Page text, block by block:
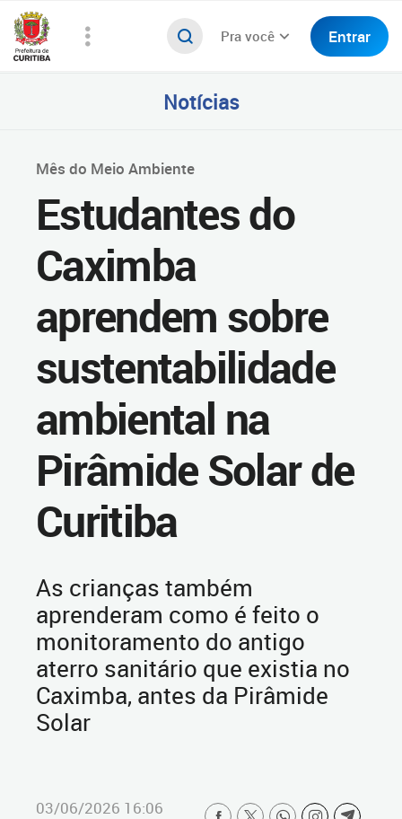
Pra você Entrar
Notícias
Mês do Meio Ambiente
Estudantes do
Caximba
aprendem sobre
sustentabilidade
ambiental na
Pirâmide Solar de
Curitiba
As crianças também
aprenderam como é feito o
monitoramento do antigo
aterro sanitário que existia no
Caximba, antes da Pirâmide
Solar
03/06/2026 16:06